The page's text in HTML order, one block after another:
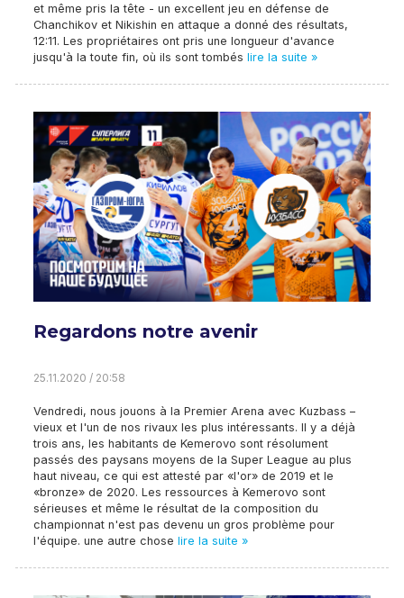
et même pris la tête - un excellent jeu en défense de
Chanchikov et Nikishin en attaque a donné des résultats,
12:11. Les propriétaires ont pris une longueur d'avance
jusqu'à la toute fin, où ils sont tombés lire la suite »
Regardons notre avenir
25.11.2020 / 20:58
Vendredi, nous jouons à la Premier Arena avec Kuzbass –
vieux et l'un de nos rivaux les plus intéressants. Il y a déjà
trois ans, les habitants de Kemerovo sont résolument
passés des paysans moyens de la Super League au plus
haut niveau, ce qui est attesté par «l'or» de 2019 et le
«bronze» de 2020. Les ressources à Kemerovo sont
sérieuses et même le résultat de la composition du
championnat n'est pas devenu un gros problème pour
l'équipe. une autre chose lire la suite »